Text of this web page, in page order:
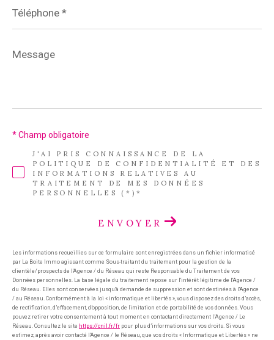
*
Message
*
J'AI PRIS CONNAISSANCE DE LA
POLITIQUE DE CONFIDENTIALITÉ ET DES
INFORMATIONS RELATIVES AU
TRAITEMENT DE MES DONNÉES
PERSONNELLES (*)*
* Champ obligatoire
ENVOYER
Les informations recueillies sur ce formulaire sont enregistrées dans un fichier informatisé
par La Boite Immo agissant comme Sous-traitant du traitement pour la gestion de la
clientèle/prospects de l'Agence / du Réseau qui reste Responsable du Traitement de vos
Données personnelles. La base légale du traitement repose sur l'intérêt légitime de l'Agence /
du Réseau. Elles sont conservées jusqu'à demande de suppression et sont destinées à l'Agence
/ au Réseau. Conformément à la loi « informatique et libertés », vous disposez des droits d’accès,
de rectification, d’effacement, d’opposition, de limitation et de portabilité de vos données. Vous
pouvez retirer votre consentement à tout moment en contactant directement l’Agence / Le
Réseau. Consultez le site https://cnil.fr/fr pour plus d’informations sur vos droits. Si vous
estimez, après avoir contacté l'Agence / le Réseau, que vos droits « Informatique et Libertés » ne